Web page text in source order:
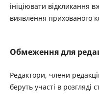
ініціювати відкликання
виявлення прихованого
Обмеження для
Редактори, члени
беруть участі в розгляді